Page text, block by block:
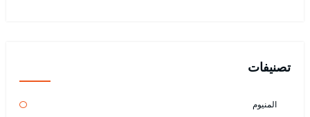
تصنيفات
المنيوم